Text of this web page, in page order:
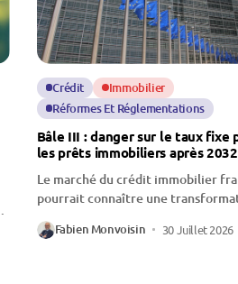
Crédit
Immobilier
Réformes Et Réglementations
Bâle III : danger sur le taux fixe
les prêts immobiliers après 2032
Le marché du crédit immobilier
pourrait connaître une
Fabien Monvoisin 30 Juillet 2026